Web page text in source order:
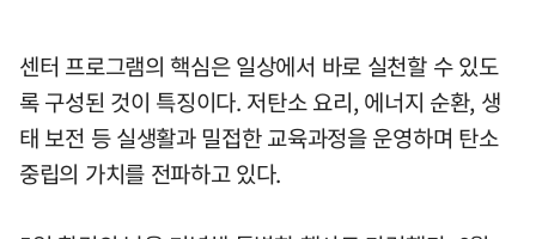
센터 프로그램의 핵심은 일상에서 바로 실천할 수 있도
록 구성된 것이 특징이다. 저탄소 요리, 에너지 순환, 생
태 보전 등 실생활과 밀접한 교육과정을 운영하며 탄소
중립의 가치를 전파하고 있다.